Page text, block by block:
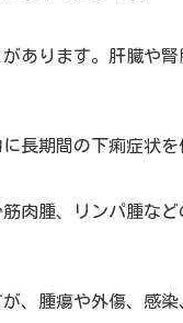
あります。肝臓や
長期間の下痢症状を
肉腫、リンパ腫な
、腫瘍や外傷、感